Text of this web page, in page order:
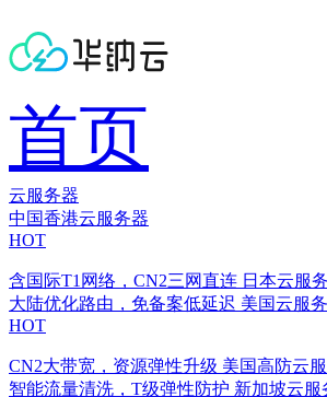
首页
云服务器
中国香港云服务器
HOT
含国际T1网络，CN2三网直连 日本云服
大陆优化路由，免备案低延迟 美国云服
HOT
CN2大带宽，资源弹性升级 美国高防云
智能流量清洗，T级弹性防护 新加坡云服